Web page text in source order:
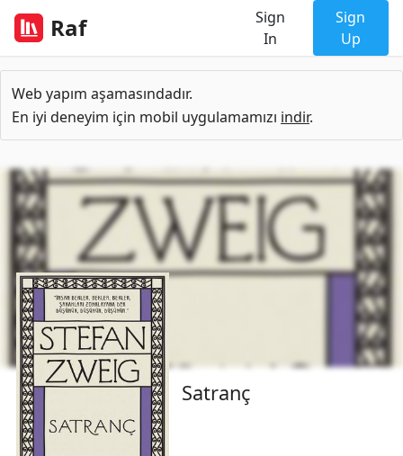
Raf
Sign
In
Sign
Up
Web yapım aşamasındadır.
En iyi deneyim için mobil uygulamamızı indir.
Satranç